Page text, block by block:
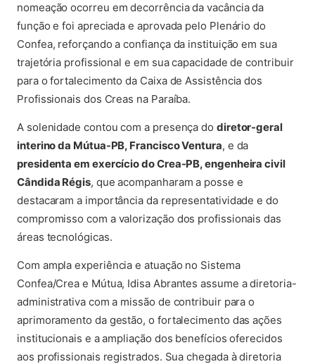
nomeação ocorreu em decorrência da vacância da
função e foi apreciada e aprovada pelo Plenário do
Confea, reforçando a confiança da instituição em sua
trajetória profissional e em sua capacidade de contribuir
para o fortalecimento da Caixa de Assistência dos
Profissionais dos Creas na Paraíba.
A solenidade contou com a presença do diretor-geral
interino da Mútua-PB, Francisco Ventura, e da
presidenta em exercício do Crea-PB, engenheira civil
Cândida Régis, que acompanharam a posse e
destacaram a importância da representatividade e do
compromisso com a valorização dos profissionais das
áreas tecnológicas.
Com ampla experiência e atuação no Sistema
Confea/Crea e Mútua, Idisa Abrantes assume a diretoria-
administrativa com a missão de contribuir para o
aprimoramento da gestão, o fortalecimento das ações
institucionais e a ampliação dos benefícios oferecidos
aos profissionais registrados. Sua chegada à diretoria